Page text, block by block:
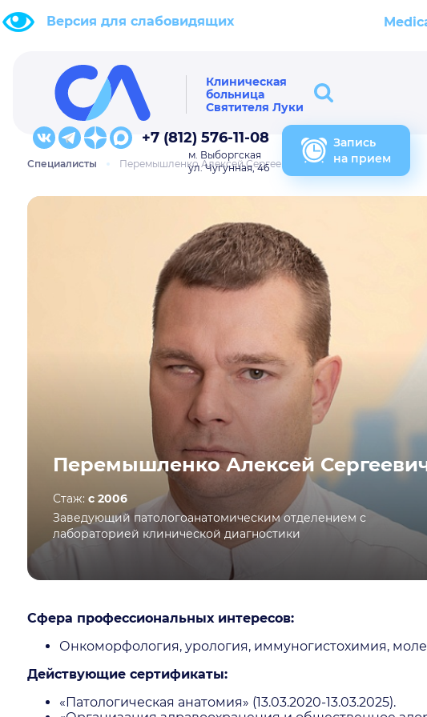
Версия для слабовидящих
Клиническая
больница
Святителя Луки
+7 (812) 576-11-08
м. Выборгская
ул. Чугунная, 46
Запись
на прием
Специалисты Перемышленко Алексей Сергеевич
Перемышленко Алексей
Стаж: с 2006
Заведующий патологоанатомическим отделением с
лабораторией клинической диагностики
Сфера профессиональных интересов:
Онкоморфология, урология, иммуногистохимия,
Действующие сертификаты:
«Патологическая анатомия» (13.03.2020-13.03.2025).